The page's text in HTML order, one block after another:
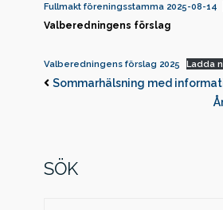
Fullmakt föreningsstamma 2025-08-14
Valberedningens förslag
Valberedningens förslag 2025 Ladda
Sommarhälsning med
SÖK